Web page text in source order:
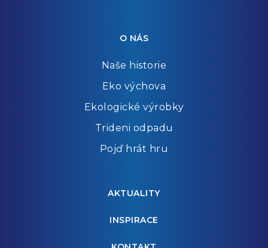
O NÁS
Naše historie
Eko výchova
Ekologické výrobky
Trideni odpadu
Pojď hrát hru
AKTUALITY
INSPIRACE